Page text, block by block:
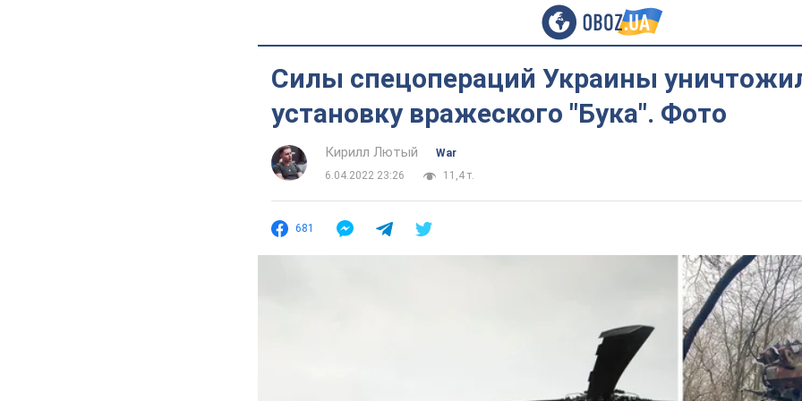
Силы спецопераций Украины
установку вражеского "Бука". Фото
Кирилл Лютый
War
6.04.2022 23:26
11,4 т.
681